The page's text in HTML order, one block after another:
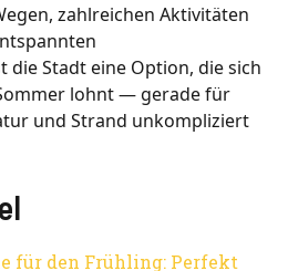
zahlreichen Aktivitäten
die Stadt eine Option, die sich
lohnt — gerade für
und Strand unkompliziert
für den Frühling: Perfekt